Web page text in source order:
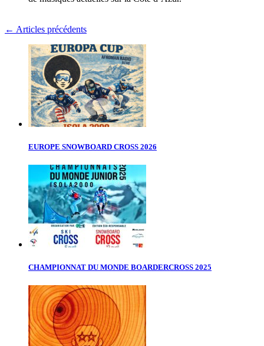
← Articles précédents
EUROPE SNOWBOARD CROSS 2026
CHAMPIONNAT DU MONDE BOARDERCROSS 2025